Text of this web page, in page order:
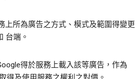
上所為廣告之方式、模式及範圍得變更
台端。
得於服務上載入該等廣告，作為